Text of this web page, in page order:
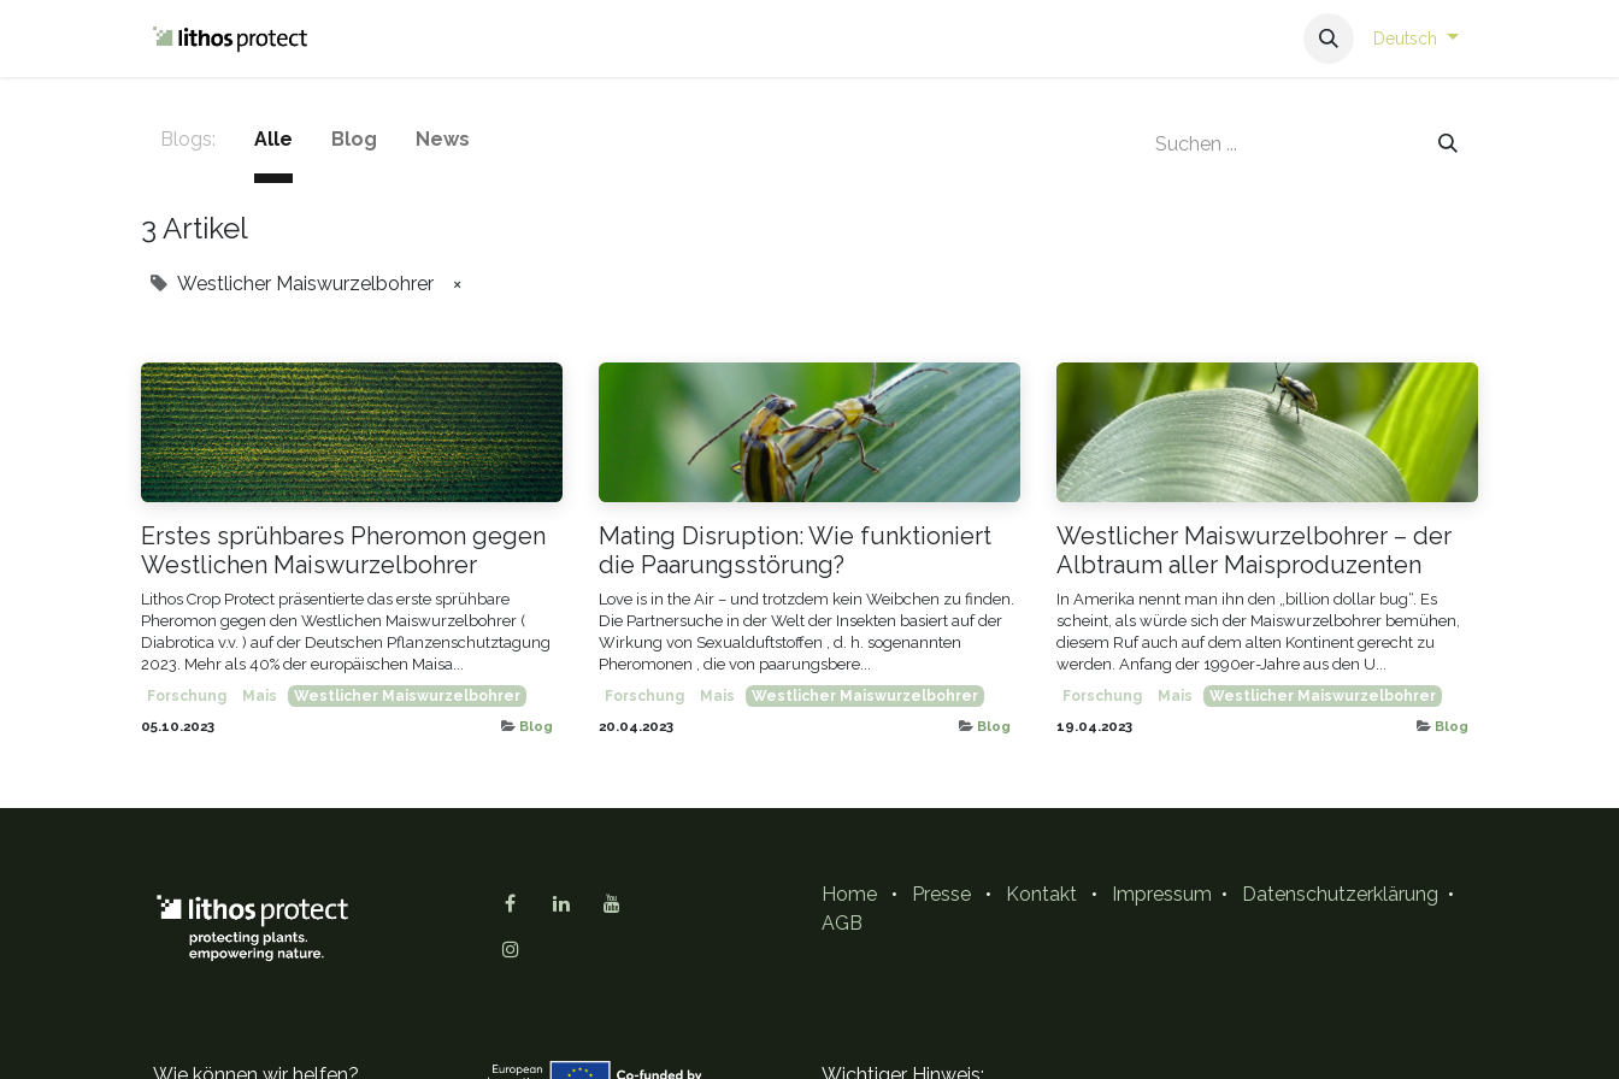
Deutsch
Blogs: Alle Blog News
3 Artikel
Westlicher Maiswurzelbohrer ×
Erstes sprühbares Pheromon gegen
Westlichen Maiswurzelbohrer
Lithos Crop Protect präsentierte das erste sprühbare
Pheromon gegen den Westlichen Maiswurzelbohrer (
Diabrotica v.v. ) auf der Deutschen Pflanzenschutztagung
2023. Mehr als 40% der europäischen Maisa...
Forschung Mais
Westlicher Maiswurzelbohrer
05.10.2023
Blog
Mating Disruption: Wie funktioniert
die Paarungsstörung?
Love is in the Air – und trotzdem kein Weibchen zu finden.
Die Partnersuche in der Welt der Insekten basiert auf der
Wirkung von Sexualduftstoffen , d. h. sogenannten
Pheromonen , die von paarungsbere...
Forschung Mais
Westlicher Maiswurzelbohrer
20.04.2023
Blog
Westlicher Maiswurzelbohrer – der
Albtraum aller Maisproduzenten
In Amerika nennt man ihn den „billion dollar bug“. Es
scheint, als würde sich der Maiswurzelbohrer bemühen,
diesem Ruf auch auf dem alten Kontinent gerecht zu
werden. Anfang der 1990er-Jahre aus den U...
Forschung Mais
Westlicher Maiswurzelbohrer
19.04.2023
Blog
Wie können wir helfen? Wichtiger Hinweis:
Home • Presse • Kontakt • Impressum • Datenschutzerklärung •
AGB